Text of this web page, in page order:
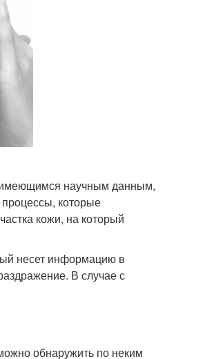
имеющимся научным данным,
которые
кожи, на который
несет информацию в
В случае с
обнаружить по неким